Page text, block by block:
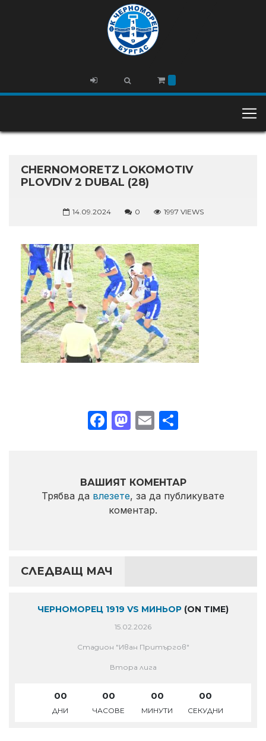
CHERNOMORETZ LOKOMOTIV
PLOVDIV 2 DUBAL (28)
14.09.2024 0 1997 VIEWS
Facebook
Mastodon
Email
ВАШИЯТ КОМЕНТАР
Трябва да влезете, за да публикувате
коментар.
СЛЕДВАЩ МАЧ
ЧЕРНОМОРЕЦ 1919 VS МИНЬОР (ON TIME)
15.02.2026
Стадион "Иван Притъргов"
Втора лига
00
ДНИ
00
ЧАСОВЕ
00
МИНУТИ
00
СЕКУДНИ